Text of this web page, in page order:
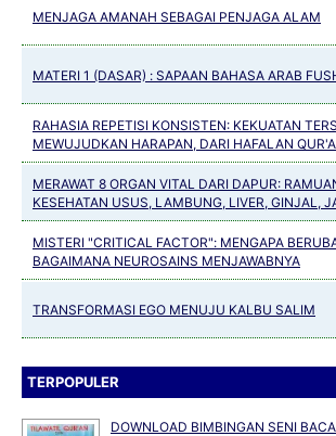
MENJAGA AMANAH SEBAGAI PENJAGA ALAM
MATERI 1 (DASAR) : SAPAAN BAHASA ARAB
RAHASIA REPETISI KONSISTEN: KEKUATAN
MEWUJUDKAN HARAPAN, DARI HAFALAN
KEBIASAAN POSITIF
MERAWAT 8 ORGAN VITAL DARI DAPUR:
KESEHATAN USUS, LAMBUNG, LIVER, GINJAL,
PARU, PANKREAS DAN TULANG
MISTERI "CRITICAL FACTOR": MENGAPA
BAGAIMANA NEUROSAINS MENJAWABNYA
TRANSFORMASI EGO MENUJU KALBU SALIM
TERPOPULER
DOWNLOAD BIMBINGAN SENI